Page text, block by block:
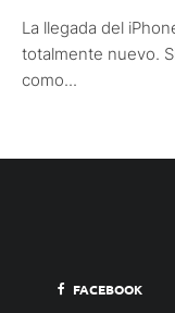
La llegada del
totalmente nuevo.
como...
FACEBOOK